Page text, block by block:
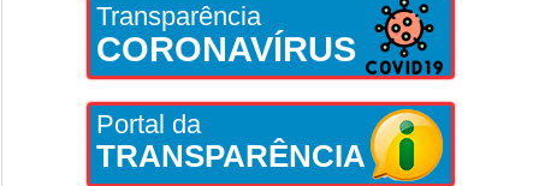
Transparência
CORONAVÍRUS
Portal da
TRANSPARÊNCIA